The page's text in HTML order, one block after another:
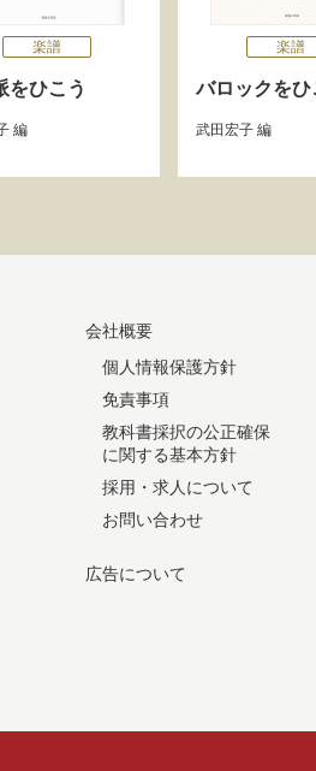
楽譜
をひこう
編
楽譜
バロックをひ
武田宏子 編
会社概要
個人情報保護方針
免責事項
教科書採択の公正確保
に関する基本方針
採用・求人について
お問い合わせ
広告について